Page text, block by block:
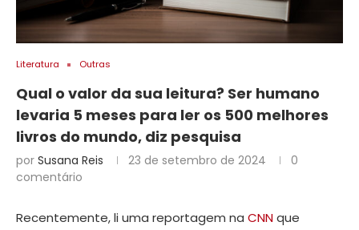
Literatura Outras
Qual o valor da sua leitura? Ser humano
levaria 5 meses para ler os 500 melhores
livros do mundo, diz pesquisa
por Susana Reis 23 de setembro de 2024
0
comentário
Recentemente, li uma reportagem na CNNque